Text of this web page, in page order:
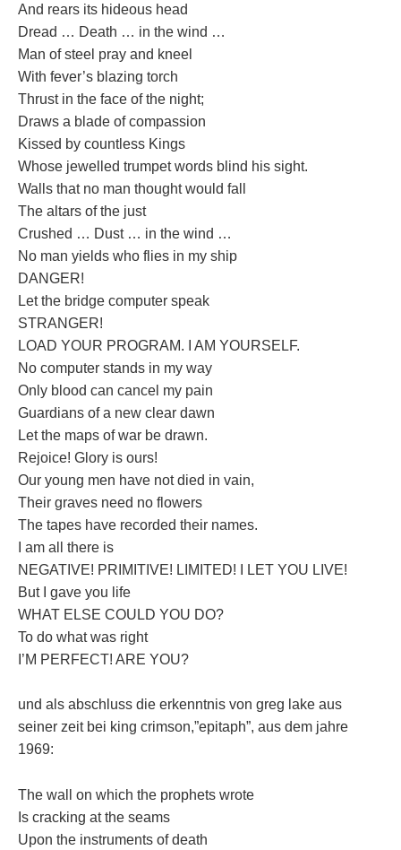
And rears its hideous head
Dread … Death … in the wind …
Man of steel pray and kneel
With fever’s blazing torch
Thrust in the face of the night;
Draws a blade of compassion
Kissed by countless Kings
Whose jewelled trumpet words blind his sight.
Walls that no man thought would fall
The altars of the just
Crushed … Dust … in the wind …
No man yields who flies in my ship
DANGER!
Let the bridge computer speak
STRANGER!
LOAD YOUR PROGRAM. I AM YOURSELF.
No computer stands in my way
Only blood can cancel my pain
Guardians of a new clear dawn
Let the maps of war be drawn.
Rejoice! Glory is ours!
Our young men have not died in vain,
Their graves need no flowers
The tapes have recorded their names.
I am all there is
NEGATIVE! PRIMITIVE! LIMITED! I LET YOU LIVE!
But I gave you life
WHAT ELSE COULD YOU DO?
To do what was right
I’M PERFECT! ARE YOU?
und als abschluss die erkenntnis von greg lake aus
seiner zeit bei king crimson,”epitaph”, aus dem jahre
1969:
The wall on which the prophets wrote
Is cracking at the seams
Upon the instruments of death